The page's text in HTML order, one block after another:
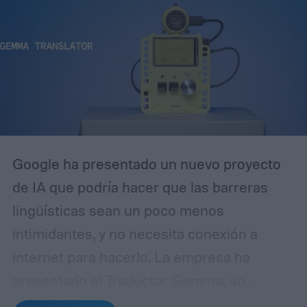
indexador de contenido sin aplicar filtros
de moderación.
Google ha presentado un nuevo proyecto
de IA que podría hacer que las barreras
lingüísticas sean un poco menos
intimidantes, y no necesita conexión a